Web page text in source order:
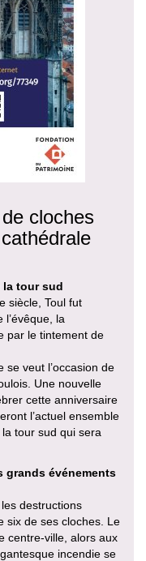
cloches
la tour sud
siècle, Toul fut
la
par le tintement de
se veut l’occasion de
Une nouvelle
cette anniversaire
l’actuel ensemble
tour sud qui sera
grands événements
destructions
six de ses cloches. Le
centre-ville, alors aux
incendie se